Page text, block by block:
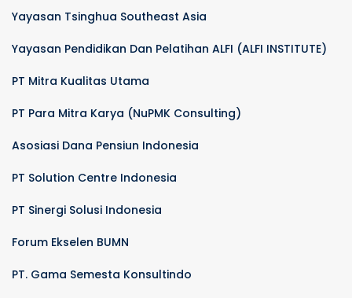
Yayasan Tsinghua Southeast Asia
Yayasan Pendidikan Dan Pelatihan ALFI (ALFI INSTITUTE)
PT Mitra Kualitas Utama
PT Para Mitra Karya (NuPMK Consulting)
Asosiasi Dana Pensiun Indonesia
PT Solution Centre Indonesia
PT Sinergi Solusi Indonesia
Forum Ekselen BUMN
PT. Gama Semesta Konsultindo